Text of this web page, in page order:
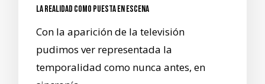
La realidad como puesta en escena
Con la aparición de la televisión
pudimos ver representada la
temporalidad como nunca antes, en